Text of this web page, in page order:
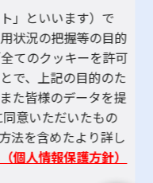
」といいます）で
状況の把握等の目的
てのクッキーを許可
で、上記の目的のた
た皆様のデータを提
意いただいたもの
法を含めたより詳し
個人情報保護方針）